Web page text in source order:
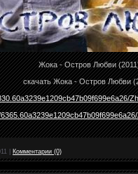
Жока - Остров Любви
скачать Жока - Остров Любви
Комментарии (0)